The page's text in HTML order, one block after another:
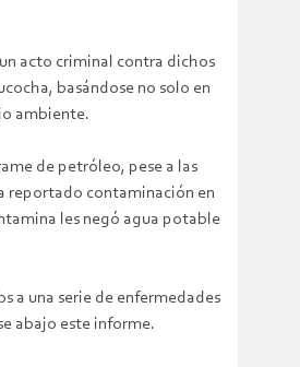
acto criminal contra dichos
basándose no solo en
ambiente.
de petróleo, pese a las
reportado contaminación en
les negó agua potable
a una serie de enfermedades
abajo este informe.